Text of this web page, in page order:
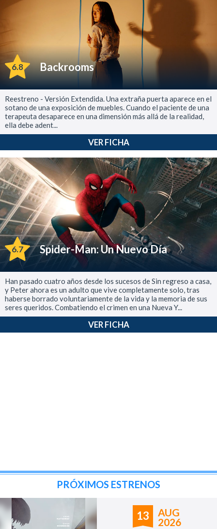
6.8 Backrooms
Reestreno - Versión Extendida. Una extraña puerta aparece en el
sotano de una exposición de muebles. Cuando el paciente de una
terapeuta desaparece en una dimensión más allá de la realidad,
ella debe adent...
VER FICHA
6.7 Spider-Man: Un Nuevo Día
Han pasado cuatro años desde los sucesos de Sin regreso a casa,
y Peter ahora es un adulto que vive completamente solo, tras
haberse borrado voluntariamente de la vida y la memoria de sus
seres queridos. Combatiendo el crimen en una Nueva Y...
VER FICHA
PRÓXIMOS ESTRENOS
13
AUG
2026